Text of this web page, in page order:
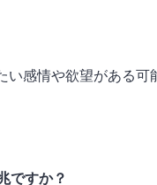
い感情や欲望がある可
ですか？